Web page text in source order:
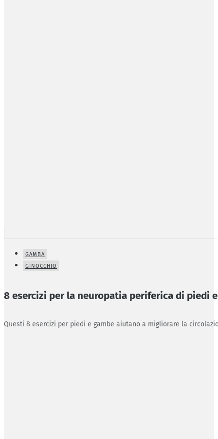
GAMBA
GINOCCHIO
8 esercizi per la neuropatia periferica di piedi
Questi 8 esercizi per piedi e gambe aiutano a migliorare la